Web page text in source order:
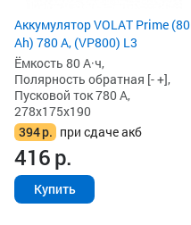
Аккумулятор VOLAT Prime (80
Ah) 780 А, (VP800) L3
Ёмкость 80 А·ч,
Полярность обратная [- +],
Пусковой ток 780 А,
278x175x190
394р. при сдаче акб
416р.
Купить